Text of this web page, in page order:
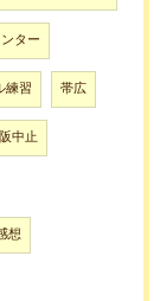
ター
練習 帯広
中止
想